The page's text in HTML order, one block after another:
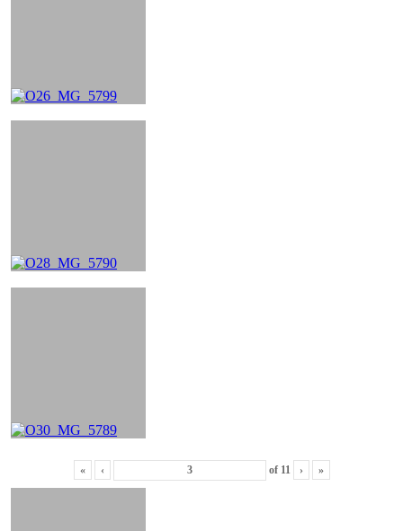
« ‹ of 11 › »